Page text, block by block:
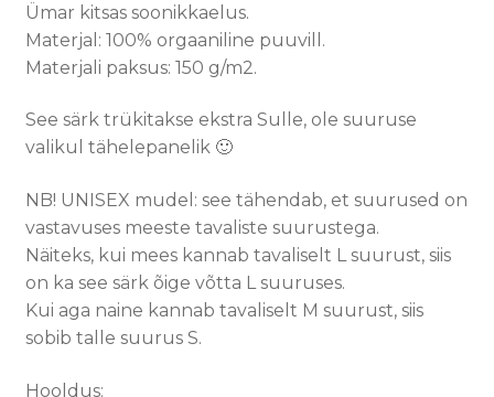
Ümar kitsas soonikkaelus.
Materjal: 100% orgaaniline puuvill.
Materjali paksus: 150 g/m2.
See särk trükitakse ekstra Sulle, ole suuruse
valikul tähelepanelik 🙂
NB! UNISEX mudel: see tähendab, et suurused on
vastavuses meeste tavaliste suurustega.
Näiteks, kui mees kannab tavaliselt L suurust, siis
on ka see särk õige võtta L suuruses.
Kui aga naine kannab tavaliselt M suurust, siis
sobib talle suurus S.
Hooldus: